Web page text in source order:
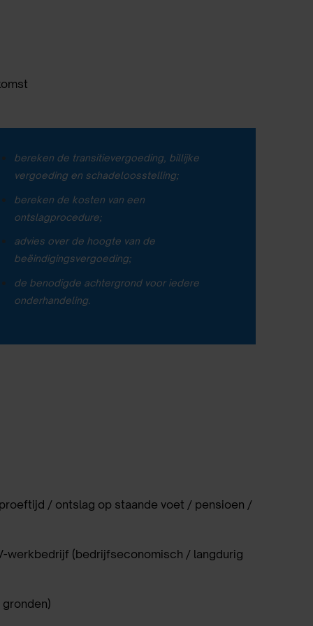
bereken de transitievergoeding, billijke
vergoeding en schadeloosstelling;
bereken de kosten van een
ontslagprocedure;
advies over de hoogte van de
beëindigingsvergoeding;
de benodigde achtergrond voor iedere
onderhandeling.
/ ontslag op staande voet / pensioen /
werkbedrijf (bedrijfseconomisch / langdurig